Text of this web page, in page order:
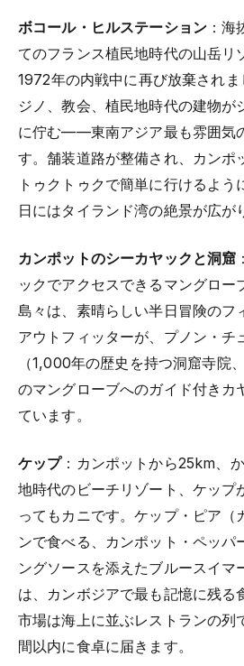
ボコール・ヒルステーション ：
てのフランス植民地時代の山岳リ
1972年の内戦中に再び放棄され
ジノ、教会、植民地時代の建物が
に佇む——東南アジア最も雰囲気
す。舗装道路が整備され、カンポ
トゥクトゥクで簡単に行けるよう
日にはタイランド湾の絶景が広が
カンポットのシーカヤックと洞窟
ックでアクセスできるマングロー
島々は、素晴らしい半日冒険のフ
アウトフィッターが、プノン・チ
（1,000年の歴史を持つ洞窟寺院
のマングローブへのガイド付きカ
ています。
ケップ：カンポットから25km、
地時代のビーチリゾート、ケップ
ってもカニです。ケップ・ピア（
ンで食べる、カンポット・ペッパ
ングソースを添えたブルースイマ
は、カンボジアで最も記憶に残る
市場は海上に並ぶレストランの列
間以内に食卓に届きます。